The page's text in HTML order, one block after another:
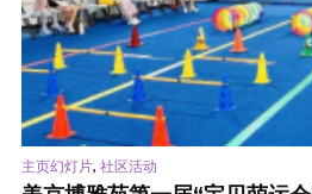
主页幻灯片, 社区活动